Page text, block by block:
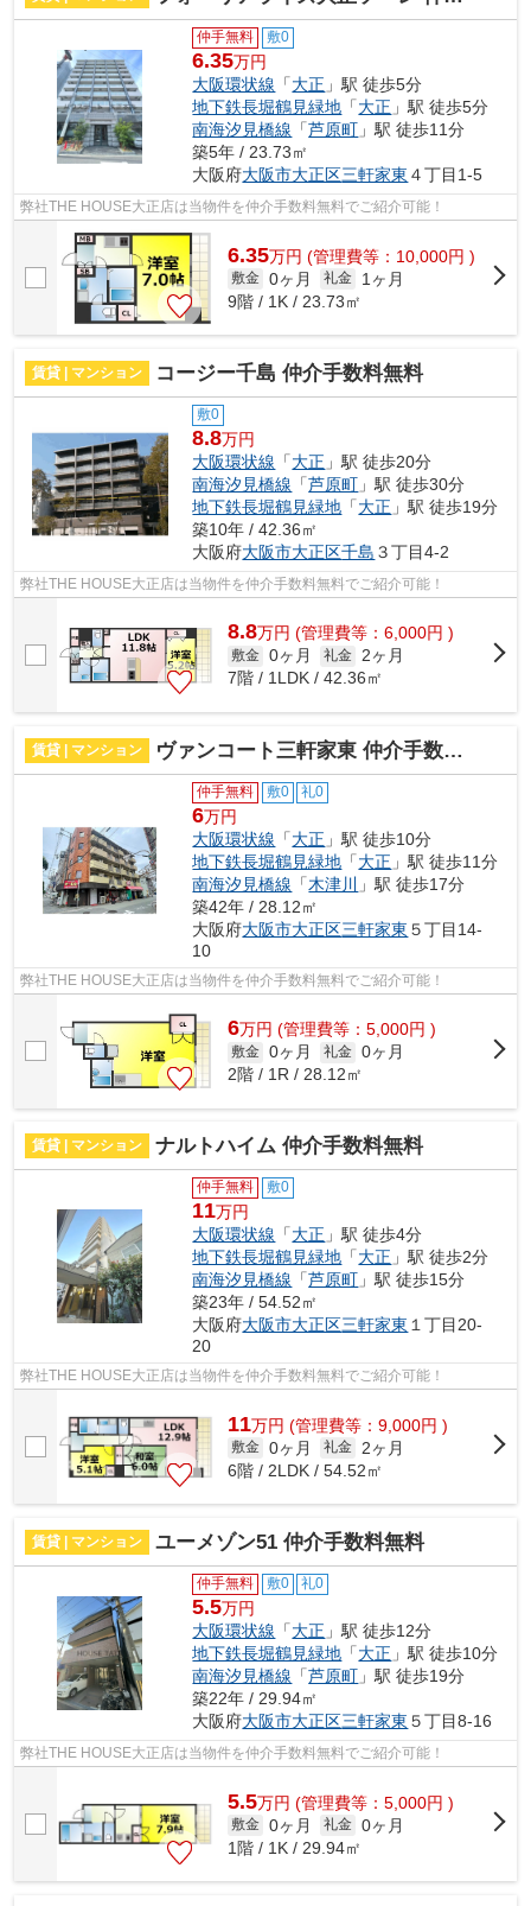
仲手無料 敷0
6.35万円
大阪環状線 「大正 」駅 徒歩5分
地下鉄長堀鶴見緑地 「大正 」駅 徒歩5分
南海汐見橋線 「芦原町 」駅 徒歩11分
築5年 / 23.73㎡
大阪府大阪市大正区三軒家東 ４丁目1-5
弊社THE HOUSE大正店は当物件を仲介手数料無料でご紹介可能！
6.35万円 (管理費等：10,000円 )
敷金 0ヶ月 礼金
1ヶ月
9階 / 1K / 23.73㎡
賃貸 | マンション コージー千島 仲介手数料無料
敷0
8.8万円
大阪環状線 「大正 」駅 徒歩20分
南海汐見橋線 「芦原町 」駅 徒歩30分
地下鉄長堀鶴見緑地 「大正 」駅 徒歩19分
築10年 / 42.36㎡
大阪府大阪市大正区千島 ３丁目4-2
弊社THE HOUSE大正店は当物件を仲介手数料無料でご紹介可能！
8.8万円 (管理費等：6,000円 )
敷金 0ヶ月 礼金 2ヶ月
7階 / 1LDK / 42.36㎡
賃貸 | マンション ヴァンコート三軒家東 仲介手数料無料
仲手無料 敷0 礼0
6万円
大阪環状線 「大正 」駅 徒歩10分
地下鉄長堀鶴見緑地 「大正 」駅 徒歩11分
南海汐見橋線 「木津川 」駅 徒歩17分
築42年 / 28.12㎡
大阪府大阪市大正区三軒家東 ５丁目14-
10
弊社THE HOUSE大正店は当物件を仲介手数料無料でご紹介可能！
6万円 (管理費等：5,000円 )
敷金 0ヶ月 礼金 0ヶ月
2階 / 1R / 28.12㎡
賃貸 | マンション ナルトハイム 仲介手数料無料
仲手無料 敷0
11万円
大阪環状線 「大正 」駅 徒歩4分
地下鉄長堀鶴見緑地 「大正 」駅 徒歩2分
南海汐見橋線 「芦原町 」駅 徒歩15分
築23年 / 54.52㎡
大阪府大阪市大正区三軒家東 １丁目20-
20
弊社THE HOUSE大正店は当物件を仲介手数料無料でご紹介可能！
11万円 (管理費等：9,000円 )
敷金 0ヶ月 礼金
2ヶ月
6階 / 2LDK / 54.52㎡
賃貸 | マンション ユーメゾン51 仲介手数料無料
仲手無料 敷0 礼0
5.5万円
大阪環状線 「大正 」駅 徒歩12分
地下鉄長堀鶴見緑地 「大正 」駅 徒歩10分
南海汐見橋線 「芦原町 」駅 徒歩19分
築22年 / 29.94㎡
大阪府大阪市大正区三軒家東 ５丁目8-16
弊社THE HOUSE大正店は当物件を仲介手数料無料でご紹介可能！
5.5万円 (管理費等：5,000円 )
敷金 0ヶ月 礼金 0ヶ月
1階 / 1K / 29.94㎡